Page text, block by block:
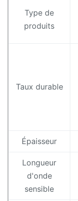
Type de
produits
Taux durable
Épaisseur
Longueur
d'onde
sensible